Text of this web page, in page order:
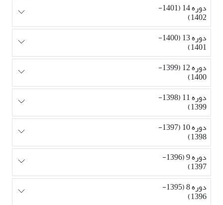
دوره 14 (1401-
1402)
دوره 13 (1400-
1401)
دوره 12 (1399-
1400)
دوره 11 (1398-
1399)
دوره 10 (1397-
1398)
دوره 9 (1396-
1397)
دوره 8 (1395-
1396)